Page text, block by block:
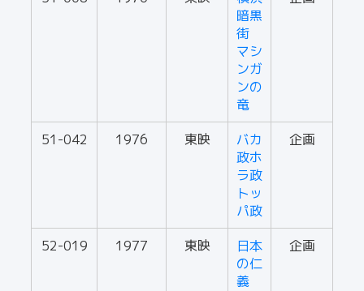
暗黒
街
マシ
ンガ
ンの
竜
51-042 1976 東映
バカ
政ホ
ラ政
トッ
パ政
企画
52-019 1977 東映
日本
の仁
義
企画